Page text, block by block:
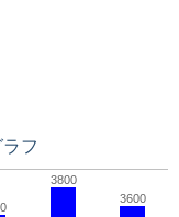
フ
3800
3600